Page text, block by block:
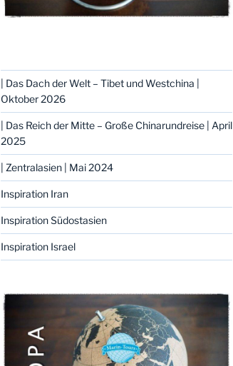
| Das Dach der Welt – Tibet und Westchina |
Oktober 2026
| Das Reich der Mitte – Große Chinarundreise | April
2025
| Zentralasien | Mai 2024
Inspiration Iran
Inspiration Südostasien
Inspiration Israel